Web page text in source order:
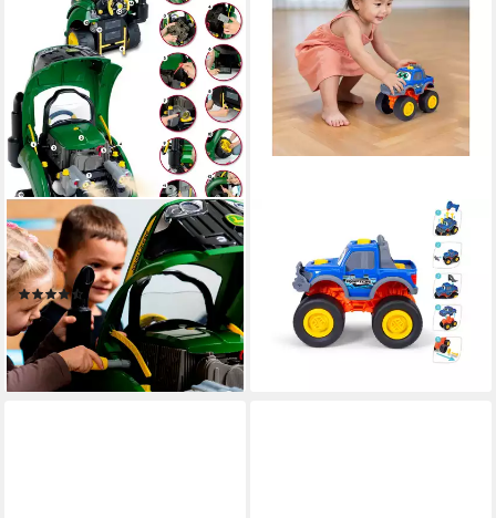
KLEIN
Kinder-Montagetraktor John
Deere Tractor Engine
(6)
ab 77,41 € UVP 99,99 €
-23%
lieferbar - in 6-8 Werktagen bei dir
Spielzeug-Auto Build A Ford
Raptor F-150
22,99 €
lieferbar in 2 Wochen